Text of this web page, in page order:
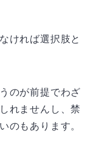
ければ選択肢と
のが前提でわざ
れませんし、禁
のもあります。